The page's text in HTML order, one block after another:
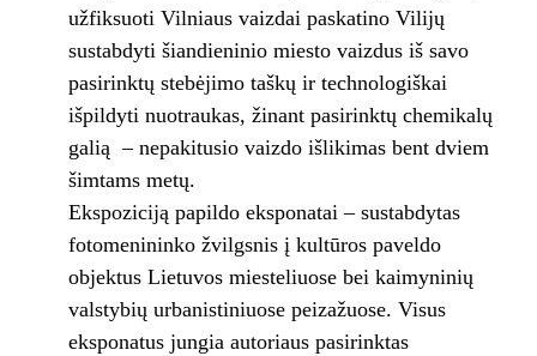
užfiksuoti Vilniaus vaizdai paskatino Vilijų
sustabdyti šiandieninio miesto vaizdus iš savo
pasirinktų stebėjimo taškų ir technologiškai
išpildyti nuotraukas, žinant pasirinktų chemikalų
galią – nepakitusio vaizdo išlikimas bent dviem
šimtams metų.
Ekspoziciją papildo eksponatai – sustabdytas
fotomenininko žvilgsnis į kultūros paveldo
objektus Lietuvos miesteliuose bei kaimyninių
valstybių urbanistiniuose peizažuose. Visus
eksponatus jungia autoriaus pasirinktas